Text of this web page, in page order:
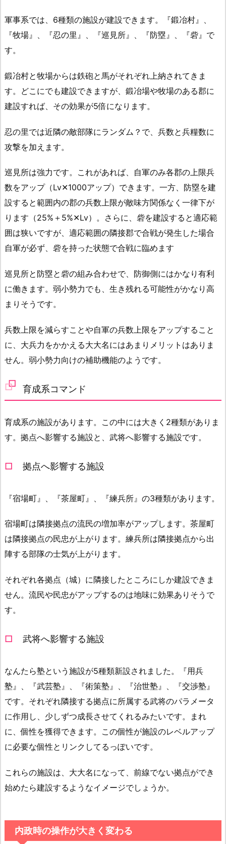
軍事系では、6種類の施設が建設できます。『鍛冶村』、
『牧場』、『忍の里』、『巡見所』、『防塁』、『砦』で
す。
鍛冶村と牧場からは鉄砲と馬がそれぞれ上納されてきま
す。どこにでも建設できますが、鍛冶場や牧場のある郡に
建設すれば、その効果が5倍になります。
忍の里では近隣の敵部隊にランダム？で、兵数と兵糧数に
攻撃を加えます。
巡見所は強力です。これがあれば、自軍のみ各郡の上限兵
数をアップ（Lv✕1000アップ）できます。一方、防塁を建
設すると範囲内の郡の兵数上限が敵味方関係なく一律下が
ります（25%＋5%✕Lv）。さらに、砦を建設すると適応範
囲は狭いですが、適応範囲の隣接郡で合戦が発生した場合
自軍が必ず、砦を持った状態で合戦に臨めます
巡見所と防塁と砦の組み合わせで、防御側にはかなり有利
に働きます。弱小勢力でも、生き残れる可能性がかなり高
まりそうです。
兵数上限を減らすことや自軍の兵数上限をアップすること
に、大兵力をかかえる大大名にはあまりメリットはありま
せん。弱小勢力向けの補助機能のようです。
育成系コマンド
育成系の施設があります。この中には大きく2種類がありま
す。拠点へ影響する施設と、武将へ影響する施設です。
拠点へ影響する施設
『宿場町』、『茶屋町』、『練兵所』の3種類があります。
宿場町は隣接拠点の流民の増加率がアップします。茶屋町
は隣接拠点の民忠が上がります。練兵所は隣接拠点から出
陣する部隊の士気が上がります。
それぞれ各拠点（城）に隣接したところにしか建設できま
せん。流民や民忠がアップするのは地味に効果ありそうで
す。
武将へ影響する施設
なんたら塾という施設が5種類新設されました。『用兵
塾』、『武芸塾』、『術策塾』、『治世塾』、『交渉塾』
です。それぞれ隣接する拠点に所属する武将のパラメータ
に作用し、少しずつ成長させてくれるみたいです。まれ
に、個性を獲得できます。この個性が施設のレベルアップ
に必要な個性とリンクしてるっぽいです。
これらの施設は、大大名になって、前線でない拠点ができ
始めたら建設するようなイメージでしょうか。
内政時の操作が大きく変わる